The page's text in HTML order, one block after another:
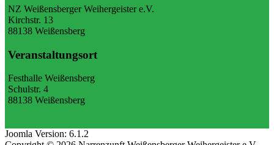
NZ Weißensberger Weihergeister e.V.
Kirchstr. 13
88138 Weißensberg
Veranstaltungsort
Festhalle Weißensberg
Schulstr. 4
88138 Weißensberg
Joomla Version: 6.1.2